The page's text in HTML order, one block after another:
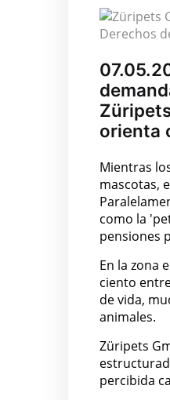
Derechos
orienta
Mientras
mascotas,
como la
pensiones
En la zona
ciento
de vida,
animales.
Züripets
percibida